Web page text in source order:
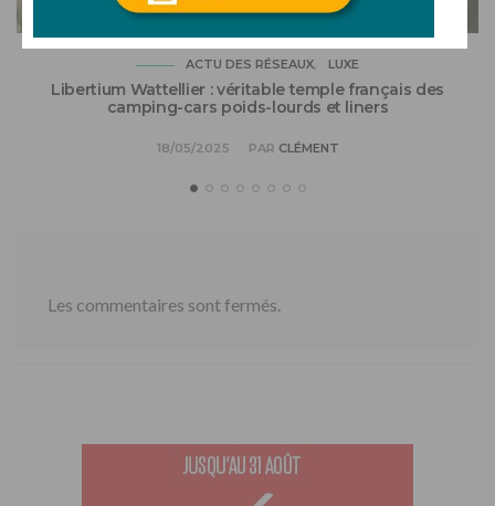
ACTU DES RÉSEAUX LUXE
Libertium Wattellier : véritable temple français des
camping-cars poids-lourds et liners
18/05/2025 PAR CLÉMENT
Les commentaires sont fermés.